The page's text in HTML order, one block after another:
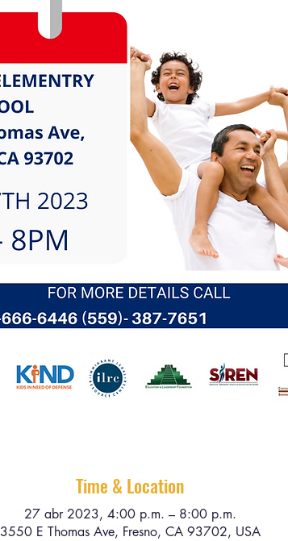
Time & Location
27 abr 2023, 4:00 p.m. – 8:00 p.m.
3550 E Thomas Ave, Fresno, CA 93702, USA